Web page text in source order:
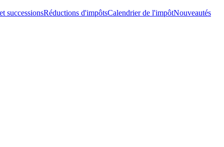
successionsRéductions d'impôtsCalendrier de l'impôtNouveautés